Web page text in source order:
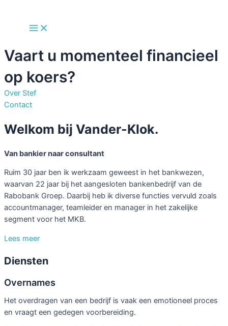
content
Main
Menu
Vaart u momenteel financieel
op koers?
Over Stef
Contact
Welkom bij Vander-Klok.
Van bankier naar consultant
Ruim 30 jaar ben ik werkzaam geweest in het bankwezen,
waarvan 22 jaar bij het aangesloten bankenbedrijf van de
Rabobank Groep. Daarbij heb ik diverse functies vervuld zoals
accountmanager, teamleider en manager in het zakelijke
segment voor het MKB.
Lees meer
Diensten
Overnames
Het overdragen van een bedrijf is vaak een emotioneel proces
en vraagt een gedegen voorbereiding.